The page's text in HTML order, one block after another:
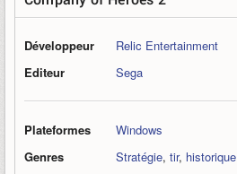
Développeur
Relic Entertainment
Editeur
Sega
Plateformes
Windows
Genres
Stratégie, tir, historique